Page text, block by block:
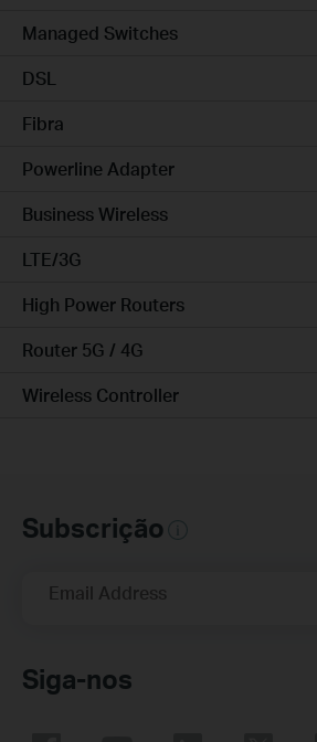
Managed Switches
DSL
Fibra
Powerline Adapter
Business Wireless
LTE/3G
High Power Routers
Router 5G / 4G
Wireless Controller
Subscrição
Email Address
Siga-nos